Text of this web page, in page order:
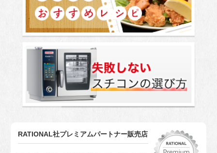
RATIONAL社プレミアムパートナー販売店